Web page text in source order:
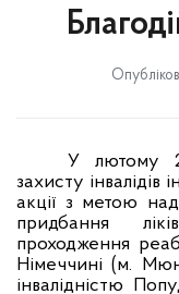
У лютому
захисту інвалідів
акції з метою
придбання
проходження
Німеччині (м.
інвалідністю